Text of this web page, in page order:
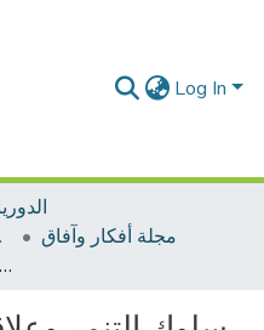
Log In
مجلة أفكار وآفاق
سلوك التنمر وعلاقته بالاكتئاب النفسي لدى التلاميذ المتمدرسين